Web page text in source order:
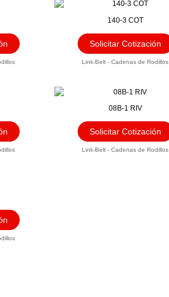
140-3 COT
Solicitar Cotización
Link-Belt - Cadenas de Rodillos
08B-1 RIV
Solicitar Cotización
Link-Belt - Cadenas de Rodillos